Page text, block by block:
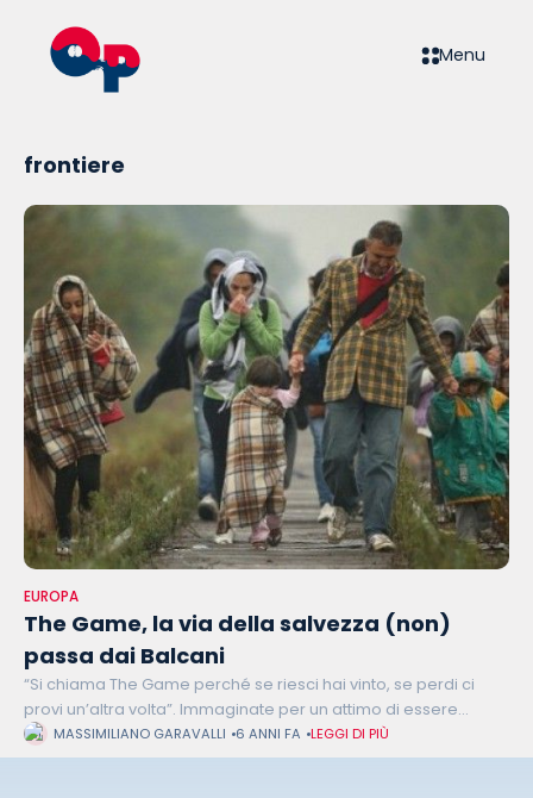
Menu
frontiere
EUROPA
The Game, la via della salvezza (non)
passa dai Balcani
“Si chiama The Game perché se riesci hai vinto, se perdi ci
provi un’altra volta”. Immaginate per un attimo di essere
davanti ad una simulazione di realtà dove vi viene
MASSIMILIANO GARAVALLI 6 ANNI FA LEGGI DI PIÙ